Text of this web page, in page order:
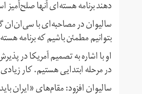
دهند برنامه هسته‌ای آنها صلح‌آمیز
سالیوان در مصاحبه‌ای با سی‌ان‌ان
بتوانیم مطمئن باشیم که برنامه
او با اشاره به تصمیم آمریکا در
در مرحله ابتدایی هستیم. کار
سالیوان افزود: مقام‌های «ایران